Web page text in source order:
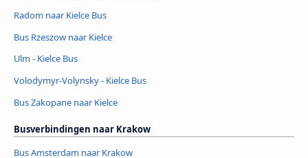
Radom naar Kielce Bus
Bus Rzeszow naar Kielce
Ulm - Kielce Bus
Volodymyr-Volynsky - Kielce Bus
Bus Zakopane naar Kielce
Busverbindingen naar Krakow
Bus Amsterdam naar Krakow